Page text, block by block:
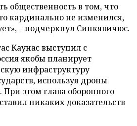
общественность в том, что
кардинально не изменился,
– подчеркнул Синкявичюс.
Каунас выступил с
якобы планирует
инфраструктуру
используя дроны
этом глава оборонного
никаких доказательств